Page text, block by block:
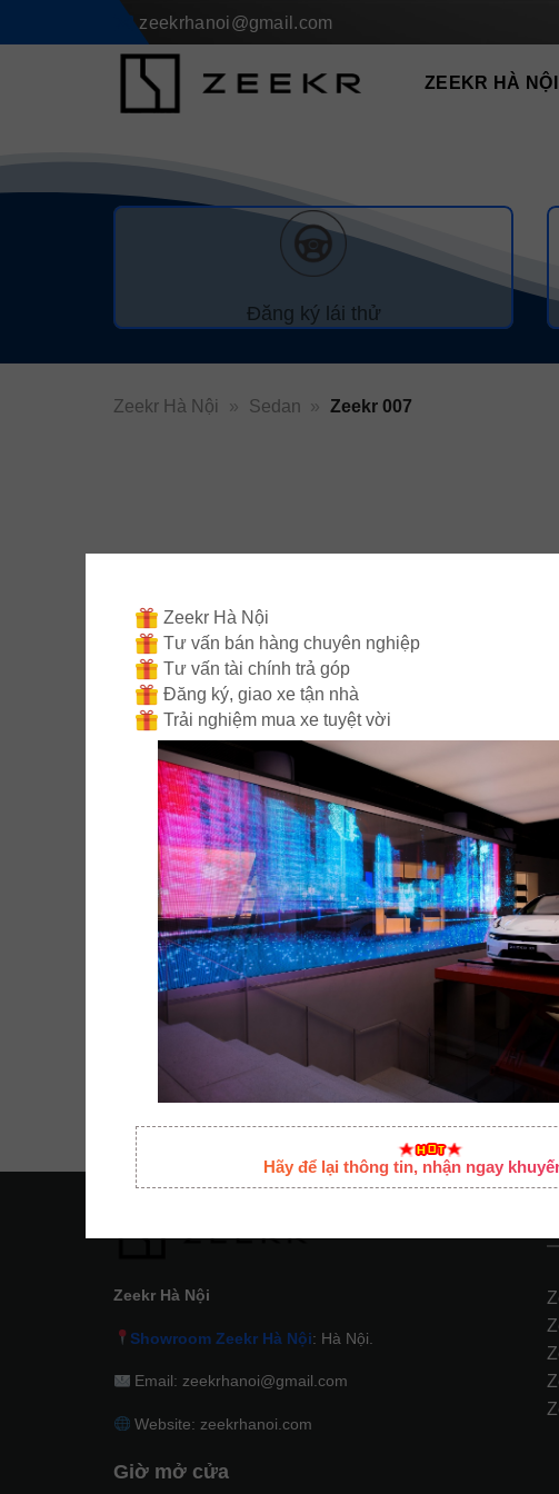
to
zeekrhanoi@gmail.com
ZEEKR HÀ NỘI
Đăng ký lái thử
Zeekr Hà Nội » Sedan » Zeekr 007
Báo giá ưu đãi
Zeekr Hà Nội
Showroom Zeekr Hà Nội: Hà Nội.
Email: zeekrhanoi@gmail.com
Website: zeekrhanoi.com
Giờ mở cửa
Zeekr Hà Nội
Tư vấn bán hàng chuyên nghiệp
Tư vấn tài chính trả góp
Đăng ký, giao xe tận nhà
Trải nghiệm mua xe tuyệt vời
Hãy để lại thông tin, nhận ngay